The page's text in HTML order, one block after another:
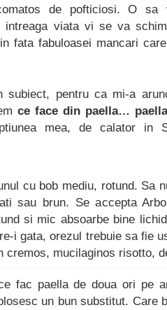
de pofticiosi. O sa
intreaga viata vi se va
fata fabuloasei mancari
subiect, pentru ca mi-a
ce face din paella… paella
mea, de calator in
cu bob mediu, rotund. Sa
sau brun. Se accepta
si mic absoarbe bine
i gata, orezul trebuie sa fie
cremos, mucilaginos risotto,
fac paella de doua ori pe
un bun substitut. Care